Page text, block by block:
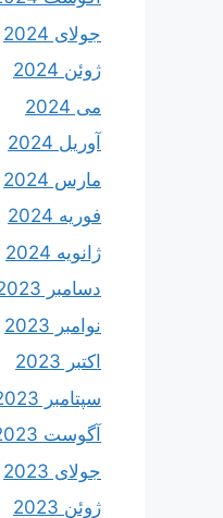
جولای 2024
ژوئن 2024
می 2024
آوریل 2024
مارس 2024
فوریه 2024
ژانویه 2024
دسامبر 2023
نوامبر 2023
اکتبر 2023
سپتامبر 2023
آگوست 2023
جولای 2023
ژوئن 2023